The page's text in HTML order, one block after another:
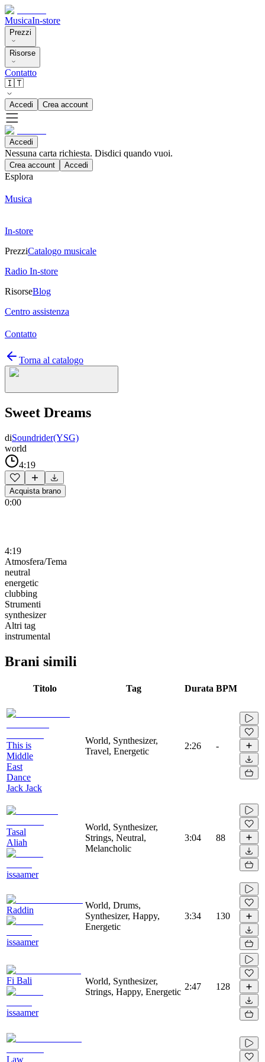
MusicaIn-store
Prezzi
Risorse
Contatto
🇮🇹
Accedi Crea account
Accedi
Nessuna carta richiesta. Disdici quando vuoi.
Crea account Accedi
Esplora
Musica
In-store
PrezziCatalogo musicale
Radio In-store
RisorseBlog
Centro assistenza
Contatto
Torna al catalogo
Sweet Dreams
diSoundrider(YSG)
world
4:19
Acquista brano
0:00
4:19
Atmosfera/Tema
neutral
energetic
clubbing
Strumenti
synthesizer
Altri tag
instrumental
Brani simili
Titolo Tag Durata BPM
This is
Middle
East
Dance
Jack Jack
World, Synthesizer,
Travel, Energetic
2:26 -
Tasal
Aliah
issaamer
World, Synthesizer,
Strings, Neutral,
Melancholic
3:04 88
Raddin
issaamer
World, Drums,
Synthesizer, Happy,
Energetic
3:34 130
Fi Bali
issaamer
World, Synthesizer,
Strings, Happy, Energetic
2:47 128
Law